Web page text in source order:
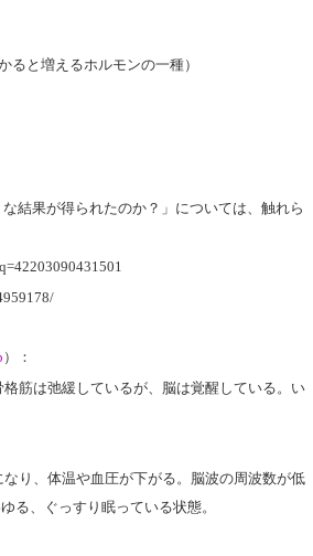
ると増えるホルモンの一種）
結果が得られたのか？」については、触れら
）：
筋は弛緩しているが、脳は覚醒している。い
り、体温や血圧が下がる。脳波の周波数が低
る、ぐっすり眠っている状態。